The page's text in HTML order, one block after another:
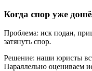
Когда спор уже
Проблема: иск подан,
затянуть спор.
Решение: наши юристы
Параллельно оцениваем